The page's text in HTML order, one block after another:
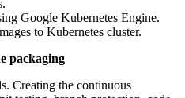
Google Kubernetes Engine.
to Kubernetes cluster.
packaging
Creating the continuous